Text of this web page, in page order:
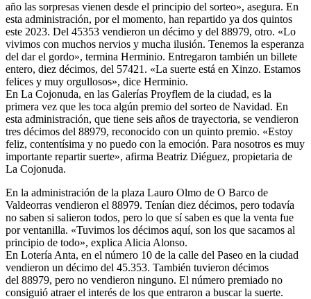
año las sorpresas vienen desde el principio del sorteo», asegura. En
esta administración, por el momento, han repartido ya dos quintos
este 2023. Del 45353 vendieron un décimo y del 88979, otro. «Lo
vivimos con muchos nervios y mucha ilusión. Tenemos la esperanza
del dar el gordo», termina Herminio. Entregaron también un billete
entero, diez décimos, del 57421. «La suerte está en Xinzo. Estamos
felices y muy orgullosos», dice Herminio.
En La Cojonuda, en las Galerías Proyflem de la ciudad, es la
primera vez que les toca algún premio del sorteo de Navidad. En
esta administración, que tiene seis años de trayectoria, se vendieron
tres décimos del 88979, reconocido con un quinto premio. «Estoy
feliz, contentísima y no puedo con la emoción. Para nosotros es muy
importante repartir suerte», afirma Beatriz Diéguez, propietaria de
La Cojonuda.
En la administración de la plaza Lauro Olmo de O Barco de
Valdeorras vendieron el 88979. Tenían diez décimos, pero todavía
no saben si salieron todos, pero lo que sí saben es que la venta fue
por ventanilla. «Tuvimos los décimos aquí, son los que sacamos al
principio de todo», explica Alicia Alonso.
En Lotería Anta, en el número 10 de la calle del Paseo en la ciudad
vendieron un décimo del 45.353. También tuvieron décimos
del 88979, pero no vendieron ninguno. El número premiado no
consiguió atraer el interés de los que entraron a buscar la suerte.